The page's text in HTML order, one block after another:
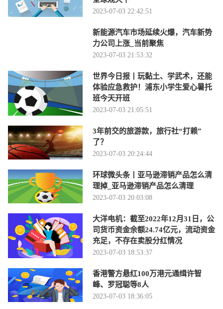
2023-07-03 22:42:51
新能源汽车市场延续火爆，汽车新势
力公司上涨_当前聚焦
2023-07-03 21:53:32
世界今日报丨玩黏土、学武术，还能
体验应急救护！浦东小学生爱心暑托
班今天开班
2023-07-03 21:05:51
3年前交的旅游款，旅行社“打赖”
了？
2023-07-03 20:24:44
环球微头条丨亚马逊滞销产品怎么清
理掉_亚马逊滞销产品怎么清理
2023-07-03 20:03:08
大洋电机：截至2022年12月31日，公
司货币资金余额24.74亿元，流动资金
充足，不存在卖股分红情况
2023-07-03 18:53:37
香港警方悬红100万港元通缉许智
峰、罗冠聪等8人
2023-07-03 18:36:05